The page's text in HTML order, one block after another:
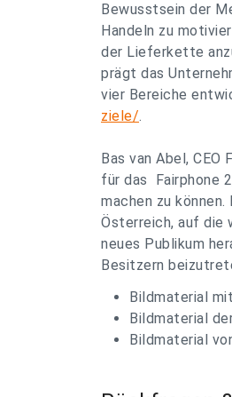
Bewusstsein der
Handeln zu
der Lieferkette
prägt das
vier Bereiche
ziele/.
Bas van Abel, CEO
für das Fairphone
machen zu
Österreich, auf die
neues Publikum
Besitzern
Bildmaterial
Bildmaterial
Bildmaterial